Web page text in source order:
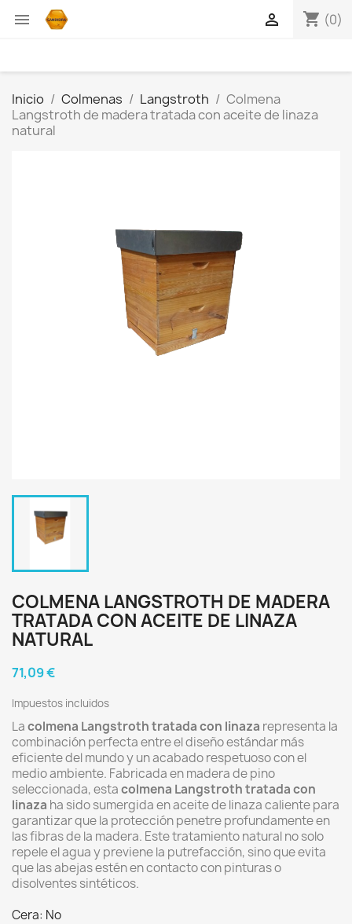
 shopping_cart (0)

Inicio Colmenas Langstroth
Colmena
Langstroth de madera tratada con aceite de linaza
natural
COLMENA LANGSTROTH DE MADERA
TRATADA CON ACEITE DE LINAZA
NATURAL
71,09 €
Impuestos incluidos
Lacolmena Langstroth tratada con linaza representa la
combinación perfecta entre el diseño estándar más
eficiente del mundo y un acabado respetuoso con el
medio ambiente. Fabricada en madera de pino
seleccionada, estacolmena Langstroth tratada con
linaza ha sido sumergida en aceite de linaza caliente para
garantizar que la protección penetre profundamente en
las fibras de la madera. Este tratamiento natural no solo
repele el agua y previene la putrefacción, sino que evita
que las abejas estén en contacto con pinturas o
disolventes sintéticos.
Cera: No